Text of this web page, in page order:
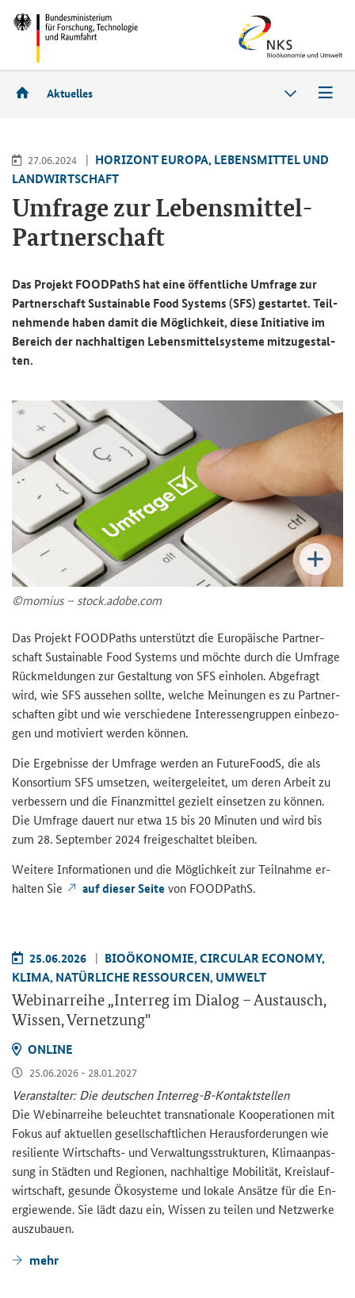
Aktuelles
27.06.2024
HO­RI­ZONT EU­RO­PA, LE­BENS­MIT­TEL UND
LAND­WIRT­SCHAFT
Um­fra­ge zur Lebensmittel-​
Partnerschaft
Das Pro­jektFOODPathShat eine öf­fent­li­che Um­fra­ge zur
Part­ner­schaftSustainable Food Systems(SFS) ge­star­tet. Teil­
neh­men­de haben damit die Mög­lich­keit, diese In­itia­ti­ve im
Be­reich der nach­hal­ti­gen Le­bens­mit­tel­sys­te­me mit­zu­ge­stal­
ten.
©mo­mi­us – stock.adobe.com
Das Pro­jekt FOODPaths un­ter­stützt die Eu­ro­päi­sche Part­ner­
schaft Sustainable Food Systems und möch­te durch die Um­fra­ge
Rück­mel­dun­gen zur Ge­stal­tung von SFS ein­ho­len. Ab­ge­fragt
wird, wie SFS aus­se­hen soll­te, wel­che Mei­nun­gen es zu Part­ner­
schaf­ten gibt und wie ver­schie­de­ne In­ter­es­sen­grup­pen ein­be­zo­
gen und mo­ti­viert wer­den kön­nen.
Die Er­geb­nis­se der Um­fra­ge wer­den an FutureFoodS, die als
Kon­sor­ti­um SFS um­set­zen, wei­ter­ge­lei­tet, um deren Ar­beit zu
ver­bes­sern und die Fi­nanz­mit­tel ge­zielt ein­set­zen zu kön­nen.
Die Um­fra­ge dau­ert nur etwa 15 bis 20 Mi­nu­ten und wird bis
zum 28. Sep­tem­ber 2024 frei­ge­schal­tet blei­ben.
Wei­te­re In­for­ma­tio­nen und die Mög­lich­keit zur Teil­nah­me er­
hal­ten Sie
auf die­ser Seite von FOODPathS.
25.06.2026
BIO­ÖKO­NO­MIE, CIR­CU­LAR ECO­NO­MY,
KLIMA, NA­TÜR­LI­CHE RES­SOUR­CEN, UM­WELT
We­bi­nar­rei­he „Interregim Dia­log – Aus­tausch,
Wis­sen, Ver­net­zung"
ON­LINE
25.06.2026 - 28.01.2027
Ver­an­stal­ter: Die deut­schen Interreg-​B-Kontaktstellen
Die We­bi­nar­rei­he be­leuch­tet trans­na­tio­na­le Ko­ope­ra­tio­nen mit
Fokus auf ak­tu­el­len ge­sell­schaft­li­chen Her­aus­for­de­run­gen wie
re­si­li­en­te Wirtschafts-​ und Ver­wal­tungs­struk­tu­ren, Kli­ma­an­pas­
sung in Städ­ten und Re­gio­nen, nach­hal­ti­ge Mo­bi­li­tät, Kreis­lauf­
wirt­schaft, ge­sun­de Öko­sys­te­me und lo­ka­le An­sät­ze für die En­
er­gie­wen­de. Sie lädt dazu ein, Wis­sen zu tei­len und Netz­wer­ke
aus­zu­bau­en.
mehr